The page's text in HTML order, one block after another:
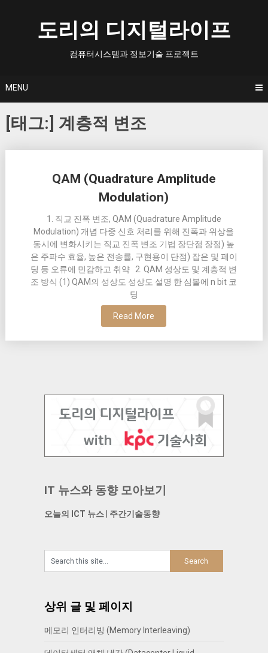
도리의 디지털라이프
컴퓨터시스템과 정보기술 프로젝트
MENU
[태그:] 계층적 변조
QAM (Quadrature Amplitude
Modulation)
1. 직교 진폭 변조, QAM (Quadrature Amplitude
Modulation) 개념 다중 신호 처리를 위해 진폭과 위상을
동시에 변화시키는 직교 진폭 변조 기법 장단점 장점) 높
은 주파수 효율, 높은 전송률, 구현용이 단점) 잡은 및 페이
딩 등 오류에 민감하고 취약 2. QAM 성상도 및 계층적 변
조 방식 (1) QAM의 성상도 성상도 설명 한 심볼에 n bit 코
딩
Read More
navigation
IT 뉴스와 동향 모아보기
오늘의 ICT 뉴스| 주간기술동향
상위 글 및 페이지
메모리 인터리빙 (Memory Interleaving)